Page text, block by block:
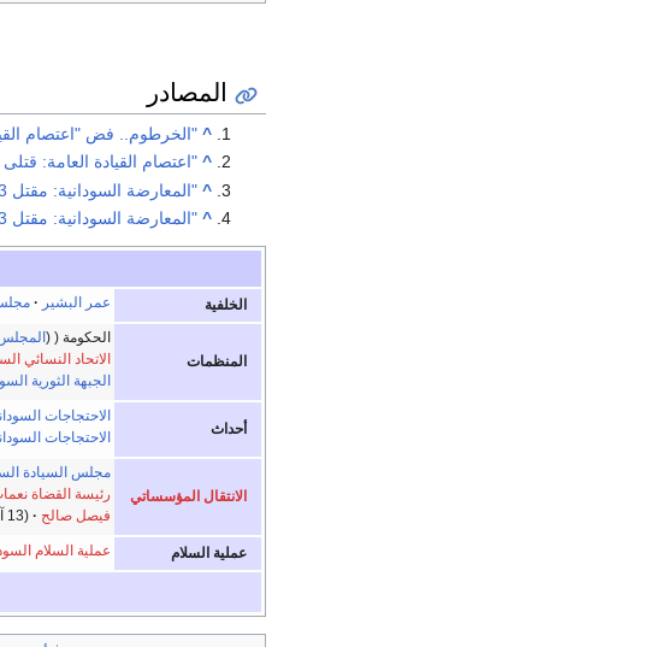
المصادر
^ "الخرطوم.. فض "اعتصام
^ "اعتصام القيادة العامة:
^ "المعارضة السودانية: مقتل 13 شخصاً بعملية فض الاعتصام"
^ "المعارضة السودانية: مقتل 13 شخصاً بعملية فض الاعتصام"
الخلفية عمر البشير مجلس
المنظمات
الحكومة المجلس
الاتحاد النسائي
الجبهة الثورية
أحداث
الاحتجاجات السودانية
الاحتجاجات السودانية
الانتقال المؤسساتي
مجلس السيادة
رئيسة القضاة
فيصل صالح
(13 آخرين)
عملية السلام عملية السلام